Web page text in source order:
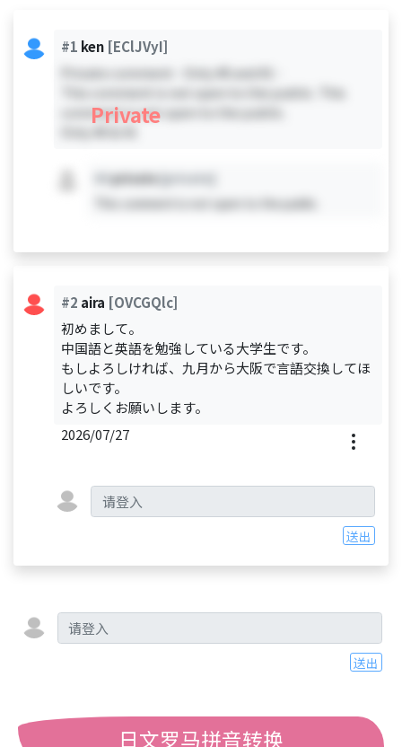
#1 ken [EClJVyI]
Private comment - Only #0 and #1 -
This comment is not open to the public. This
comment is not open to the public.
Private
private [private]
This comment is not open to the public.
#2 aira [OVCGQlc]
初めまして。
中国語と英語を勉強している大学生です。
もしよろしければ、九月から大阪で言語交換してほ
しいです。
よろしくお願いします。
2026/07/27
送出
送出
日文罗马拼音转换